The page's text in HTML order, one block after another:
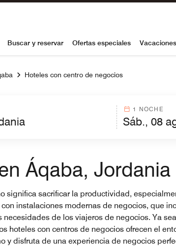
Bonvoy
Buscar y reservar Ofertas especiales Vacaciones
Hoteles con centro de negocios
1 NOCHE
Áqaba,
significa sacrificar la productividad,
instalaciones modernas de negocios, que
necesidades de los viajeros de negocios. Ya
hoteles con centros de negocios ofrecen el
y disfruta de una experiencia de negocios